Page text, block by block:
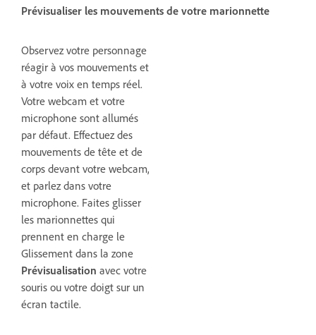
Prévisualiser les mouvements de votre marionnette
Observez votre personnage
réagir à vos mouvements et
à votre voix en temps réel.
Votre webcam et votre
microphone sont allumés
par défaut. Effectuez des
mouvements de tête et de
corps devant votre webcam,
et parlez dans votre
microphone. Faites glisser
les marionnettes qui
prennent en charge le
Glissement dans la zone
Prévisualisation avec votre
souris ou votre doigt sur un
écran tactile.